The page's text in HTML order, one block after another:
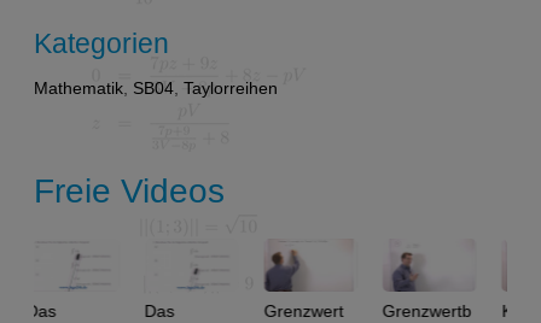
Kategorien
Mathematik SB04 Taylorreihen
Freie Videos
Grenzwert
Grenzwertb